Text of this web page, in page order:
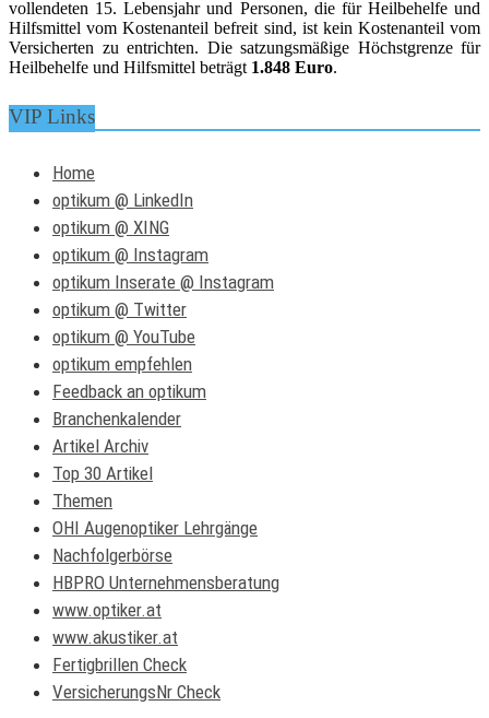
vollendeten 15. Lebensjahr und Personen, die für Heilbehelfe und
Hilfsmittel vom Kostenanteil befreit sind, ist kein Kostenanteil vom
Versicherten zu entrichten. Die satzungsmäßige Höchstgrenze für
Heilbehelfe und Hilfsmittel beträgt 1.848 Euro.
VIP Links
Home
optikum @ LinkedIn
optikum @ XING
optikum @ Instagram
optikum Inserate @ Instagram
optikum @ Twitter
optikum @ YouTube
optikum empfehlen
Feedback an optikum
Branchenkalender
Artikel Archiv
Top 30 Artikel
Themen
OHI Augenoptiker Lehrgänge
Nachfolgerbörse
HBPRO Unternehmensberatung
www.optiker.at
www.akustiker.at
Fertigbrillen Check
VersicherungsNr Check